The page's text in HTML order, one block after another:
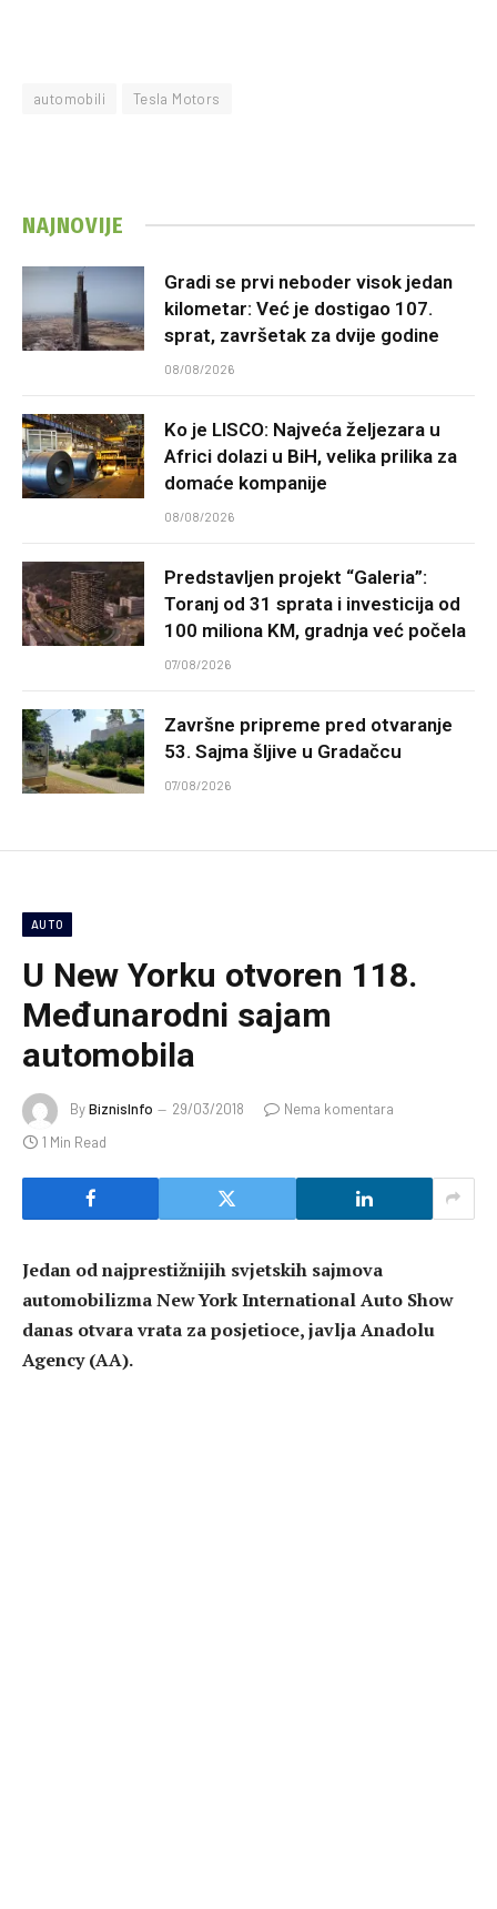
automobili Tesla Motors
NAJNOVIJE
Gradi se prvi neboder visok jedan
kilometar: Već je dostigao 107.
sprat, završetak za dvije godine
08/08/2026
Ko je LISCO: Najveća željezara u
Africi dolazi u BiH, velika prilika za
domaće kompanije
08/08/2026
Predstavljen projekt “Galeria”:
Toranj od 31 sprata i investicija od
100 miliona KM, gradnja već počela
07/08/2026
Završne pripreme pred otvaranje
53. Sajma šljive u Gradačcu
07/08/2026
AUTO
U New Yorku otvoren 118.
Međunarodni sajam
automobila
ByBiznisInfo 29/03/2018
Nema komentara
1 Min Read
Jedan od najprestižnijih svjetskih sajmova
automobilizma New York International Auto Show
danas otvara vrata za posjetioce, javlja Anadolu
Agency (AA).